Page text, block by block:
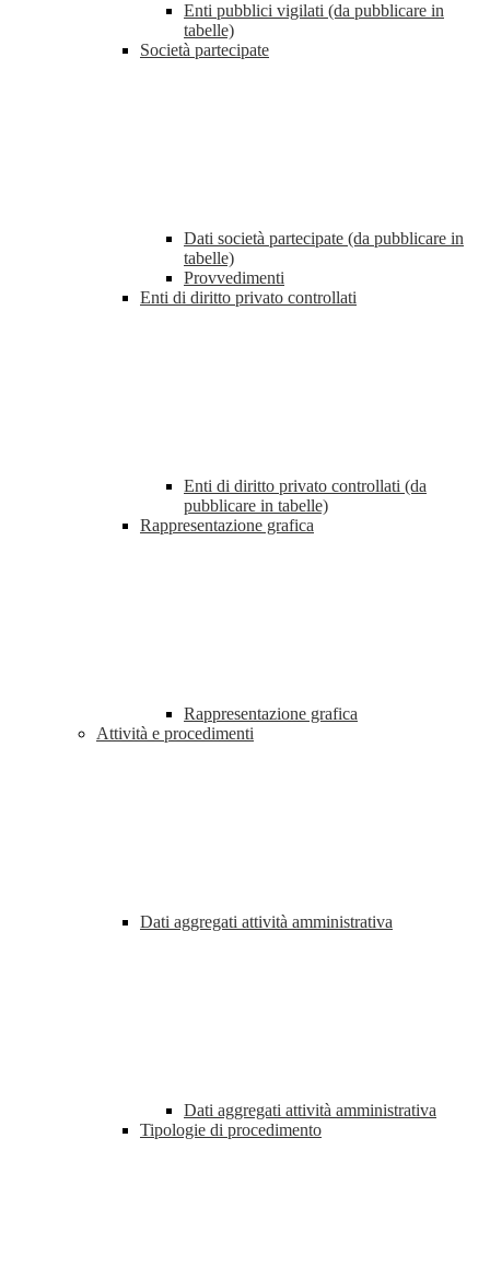
Enti pubblici vigilati (da pubblicare in
tabelle)
Società partecipate
Dati società partecipate (da pubblicare in
tabelle)
Provvedimenti
Enti di diritto privato controllati
Enti di diritto privato controllati (da
pubblicare in tabelle)
Rappresentazione grafica
Rappresentazione grafica
Attività e procedimenti
Dati aggregati attività amministrativa
Dati aggregati attività amministrativa
Tipologie di procedimento